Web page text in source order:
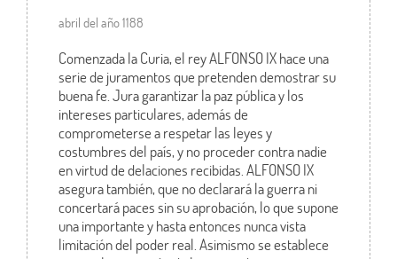
abril del año 1188
Comenzada la Curia, el rey ALFONSO IX hace una
serie de juramentos que pretenden demostrar su
buena fe. Jura garantizar la paz pública y los
intereses particulares, además de
comprometerse a respetar las leyes y
costumbres del país, y no proceder contra nadie
en virtud de delaciones recibidas. ALFONSO IX
asegura también, que no declarará la guerra ni
concertará paces sin su aprobación, lo que supone
una importante y hasta entonces nunca vista
limitación del poder real. Asimismo se establece